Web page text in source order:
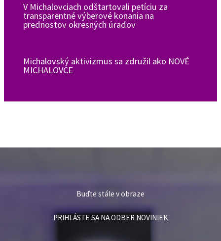
V Michalovciach odštartovali petíciu za
transparentné výberové konania na
prednostov okresných úradov
Michalovský aktivizmus sa združil ako NOVÉ
MICHALOVCE
Buďte stále v obraze
PRIHLÁSTE SA NA ODBER NOVINIEK